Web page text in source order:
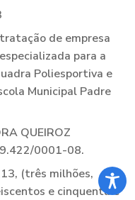
de empresa
para a
Poliesportiva e
Municipal Padre
QUEIROZ
0001-08.
(três milhões,
e cinquenta e